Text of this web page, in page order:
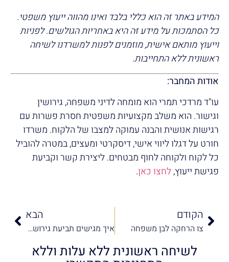
המידע באתר זה הוא כללי בלבד ואינו מהווה ייעוץ משפטי.
כל הסתמכות על מידע זה היא באחריות הגולשים. לפניות
וייעוץ מותאם אישית, מוזמנים לפנות למשרדנו לשיחה
ראשונית ללא התחייבות.
אודות המחבר:
עו"ד מרדכי תמרי הוא מומחה לדיני משפחה, גירושין
וגישור. הוא משלב מקצועיות משפטית חסרת פשרות עם
רגישות אנושית והבנה עמוקה למצבו של הלקוח. משרדו
חורט על דגלו ליווי אישי, דיסקרטי ומעצים, במטרה להוביל
כל לקוח ולקוחה לחוף מבטחים. ליצירת קשר וקביעת
פגישת ייעוץ,לחצו כאן.
הקודם
צו הרחקה לבן משפחה
הבא
איך מגישים תביעת גירושין?
לשיחה ראשונית ללא עלות וללא